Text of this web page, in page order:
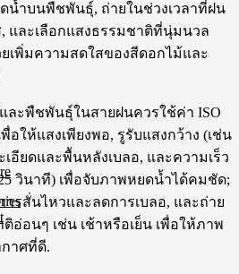
น้ำบนพืชพันธุ์, ถ่ายในช่วงเวลาที่ฝน
, และเลือกแสงธรรมชาติที่นุ่มนวล
เพิ่มความสดใสของสีดอกไม้และ
ละพืชพันธุ์ในสายฝนควรใช้ค่า ISO
พื่อให้แสงเพียงพอ, รูรับแสงกว้าง (เช่น
เอียดและพื้นหลังเบลอ, และความเร็ว
วินาที) เพื่อจับภาพหยดน้ำได้คมชัด;
รสั่นไหวและลดการเบลอ, และถ่าย
อ่อนๆ เช่น เช้าหรือเย็น เพื่อให้ภาพ
าศที่ดี.